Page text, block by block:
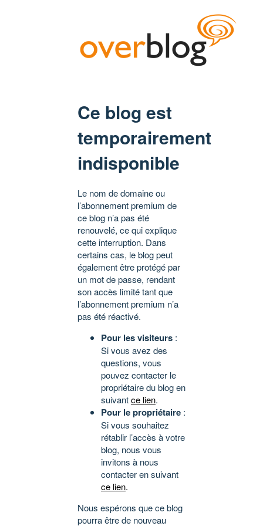
Ce blog est
temporairement
indisponible
Le nom de domaine ou
l’abonnement premium de
ce blog n’a pas été
renouvelé, ce qui explique
cette interruption. Dans
certains cas, le blog peut
également être protégé par
un mot de passe, rendant
son accès limité tant que
l’abonnement premium n’a
pas été réactivé.
Pour les visiteurs :
Si vous avez des
questions, vous
pouvez contacter le
propriétaire du blog en
suivantce lien.
Pour le propriétaire :
Si vous souhaitez
rétablir l’accès à votre
blog, nous vous
invitons à nous
contacter en suivant
ce lien.
Nous espérons que ce blog
pourra être de nouveau